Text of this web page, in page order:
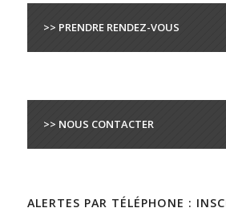
>> PRENDRE RENDEZ-VOUS
>> NOUS CONTACTER
ALERTES PAR TÉLÉPHONE :